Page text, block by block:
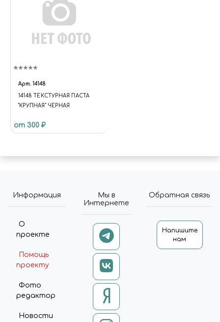
Арт. 14148
14148 ТЕКСТУРНАЯ ПАСТА
"КРУПНАЯ" ЧЕРНАЯ
от 300 ₽
Информация
О
проекте
Помощь
проекту
Фото
редактор
Новости
Мы в
Интернете
Обратная связь
Напишите
нам